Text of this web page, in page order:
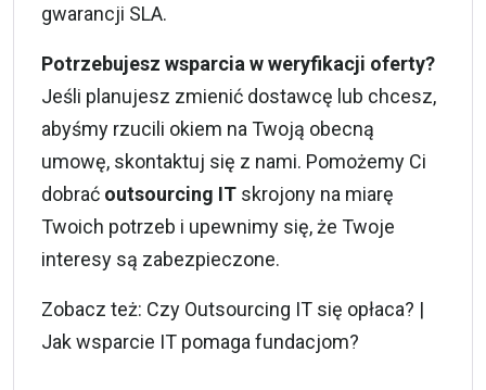
gwarancji SLA.
Potrzebujesz wsparcia w weryfikacji oferty?
Jeśli planujesz zmienić dostawcę lub chcesz,
abyśmy rzucili okiem na Twoją obecną
umowę, skontaktuj się z nami. Pomożemy Ci
dobrać outsourcing IT skrojony na miarę
Twoich potrzeb i upewnimy się, że Twoje
interesy są zabezpieczone.
Zobacz też: Czy Outsourcing IT się opłaca? |
Jak wsparcie IT pomaga fundacjom?